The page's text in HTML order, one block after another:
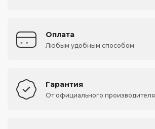
Оплата
Любым удобным способом
Гарантия
От официального производителя